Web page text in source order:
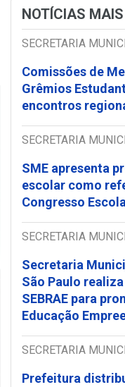
NOTÍCIAS
SECRETARIA
Comissões de
Grêmios
encontros
SECRETARIA
SME apresenta
escolar como
Congresso
SECRETARIA
Secretaria
São Paulo
SEBRAE para
Educação
SECRETARIA
Prefeitura